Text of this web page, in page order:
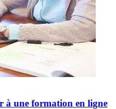
à une formation en ligne